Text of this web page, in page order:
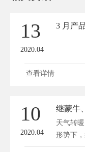
13
2020.04
查看详情
10
2020.04
天气转
形势下
之...